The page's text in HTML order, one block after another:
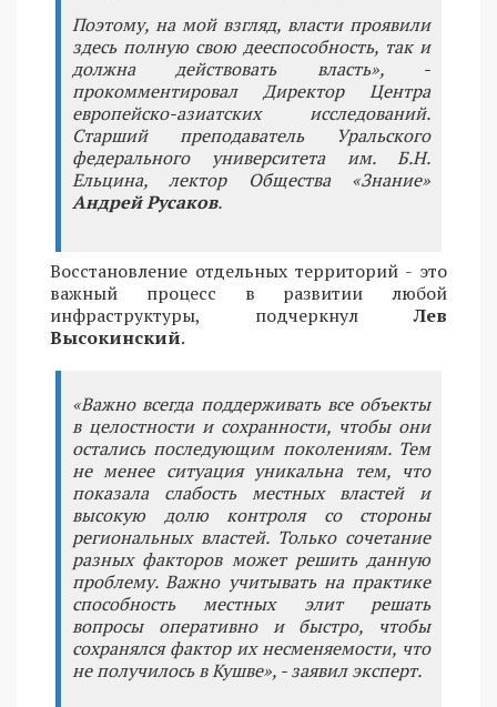
Поэтому, на мой взгляд, власти проявили
здесь полную свою дееспособность, так и
должна действовать власть», -
прокомментировал Директор Центра
европейско-азиатских исследований.
Старший преподаватель Уральского
федерального университета им. Б.Н.
Ельцина, лектор Общества «Знание»
Андрей Русаков.
Восстановление отдельных территорий - это
важный процесс в развитии любой
инфраструктуры, подчеркнулЛев
Высокинский.
«Важно всегда поддерживать все объекты
в целостности и сохранности, чтобы они
остались последующим поколениям. Тем
не менее ситуация уникальна тем, что
показала слабость местных властей и
высокую долю контроля со стороны
региональных властей. Только сочетание
разных факторов может решить данную
проблему. Важно учитывать на практике
способность местных элит решать
вопросы оперативно и быстро, чтобы
сохранялся фактор их несменяемости, что
не получилось в Кушве», - заявил эксперт.